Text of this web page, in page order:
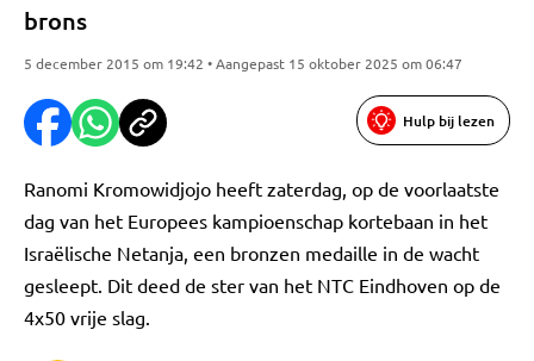
brons
5 december 2015 om 19:42 • Aangepast 15 oktober 2025 om 06:47
Hulp bij lezen
Ranomi Kromowidjojo heeft zaterdag, op de voorlaatste
dag van het Europees kampioenschap kortebaan in het
Israëlische Netanja, een bronzen medaille in de wacht
gesleept. Dit deed de ster van het NTC Eindhoven op de
4x50 vrije slag.